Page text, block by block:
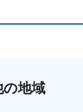
の地域